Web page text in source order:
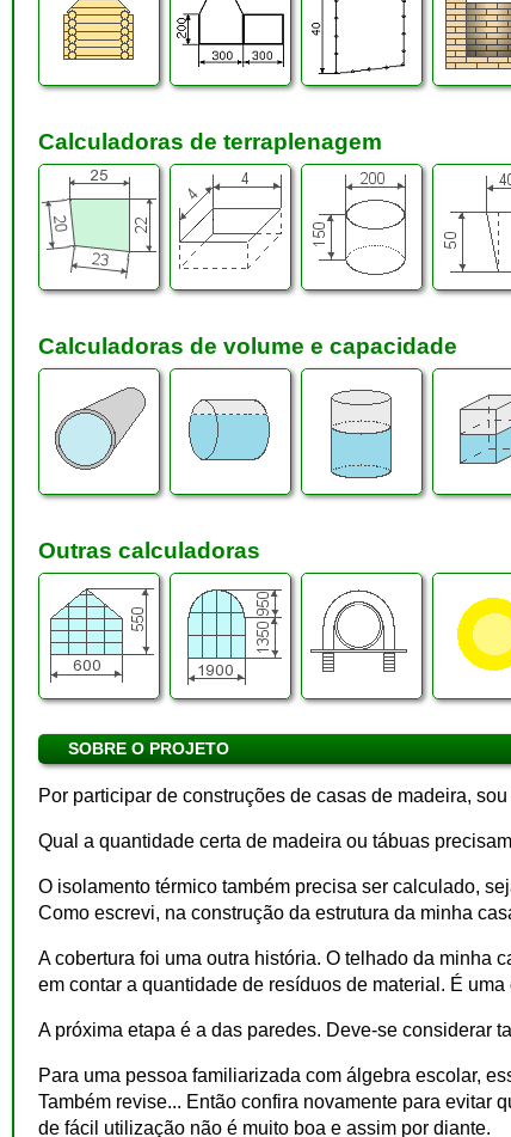
Calculadoras de terraplenagem
Calculadoras de volume e capacidade
Outras calculadoras
SOBRE O PROJETO
Por participar de construções de casas de madeira,
Qual a quantidade certa de madeira ou tábuas
O isolamento térmico também precisa ser calculado,
Como escrevi, na construção da estrutura da minha
A cobertura foi uma outra história. O telhado da minha
em contar a quantidade de resíduos de material. É
A próxima etapa é a das paredes. Deve-se considerar
Para uma pessoa familiarizada com álgebra escolar,
Também revise... Então confira novamente para evitar
de fácil utilização não é muito boa e assim por diante.